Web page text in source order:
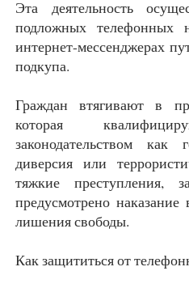
Эта деятельность
подложных телефонных
интернет-мессенджерах
подкупа.
Граждан втягивают в
которая
законодательством как
диверсия или
тяжкие преступления,
предусмотрено
лишения свободы.
Как защититься от